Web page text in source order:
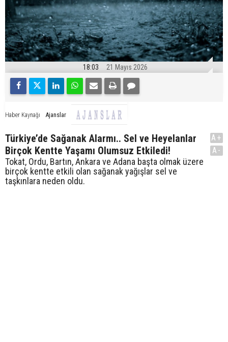
18:03 21 Mayıs 2026
Haber Kaynağı Ajanslar
Türkiye’de Sağanak Alarmı.. Sel ve Heyelanlar
Birçok Kentte Yaşamı Olumsuz Etkiledi!
Tokat, Ordu, Bartın, Ankara ve Adana başta olmak üzere
birçok kentte etkili olan sağanak yağışlar sel ve
taşkınlara neden oldu.
A+
A-